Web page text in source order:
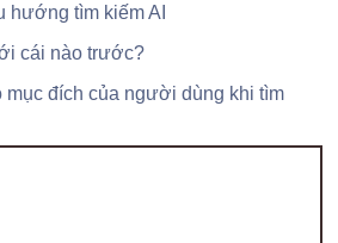
hướng tìm kiếm AI
cái nào trước?
mục đích của người dùng khi tìm